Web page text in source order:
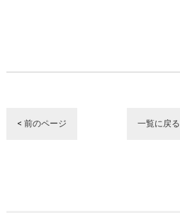
< 前のページ 一覧に戻る